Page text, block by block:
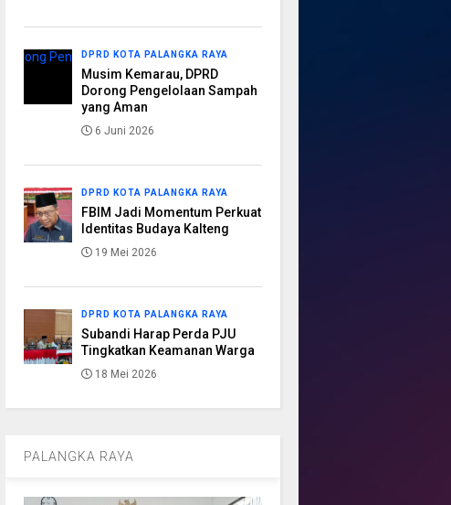
DPRD KOTA PALANGKA RAYA
Musim Kemarau, DPRD
Dorong Pengelolaan Sampah
yang Aman
6 Juni 2026
DPRD KOTA PALANGKA RAYA
FBIM Jadi Momentum Perkuat
Identitas Budaya Kalteng
19 Mei 2026
DPRD KOTA PALANGKA RAYA
Subandi Harap Perda PJU
Tingkatkan Keamanan Warga
18 Mei 2026
PALANGKA RAYA